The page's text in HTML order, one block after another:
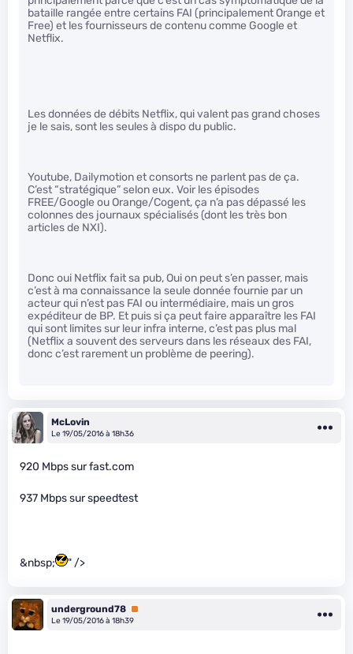
bataille rangée entre certains FAI (principalement Orange et
Free) et les fournisseurs de contenu comme Google et
Netflix.
Les données de débits Netflix, qui valent pas grand choses
je le sais, sont les seules à dispo du public.
Youtube, Dailymotion et consorts ne parlent pas de ça.
C’est “stratégique” selon eux. Voir les épisodes
FREE/Google ou Orange/Cogent, ça n’a pas dépassé les
colonnes des journaux spécialisés (dont les très bon
articles de NXI).
Donc oui Netflix fait sa pub, Oui on peut s’en passer, mais
c’est à ma connaissance la seule donnée fournie par un
acteur qui n’est pas FAI ou intermédiaire, mais un gros
expéditeur de BP. Et puis si ça peut faire apparaître les FAI
qui sont limites sur leur infra interne, c’est pas plus mal
(Netflix a souvent des serveurs dans les réseaux des FAI,
donc c’est rarement un problème de peering).
McLovin
Le 19/05/2016 à 18h36
920 Mbps sur fast.com
937 Mbps sur speedtest
&nbsp; " />
underground78 Premium
Le 19/05/2016 à 18h39